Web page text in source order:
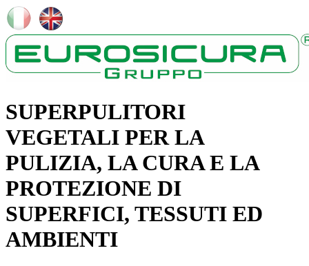
SUPERPULITORI
VEGETALI PER LA
PULIZIA, LA CURA E LA
PROTEZIONE DI
SUPERFICI, TESSUTI ED
AMBIENTI